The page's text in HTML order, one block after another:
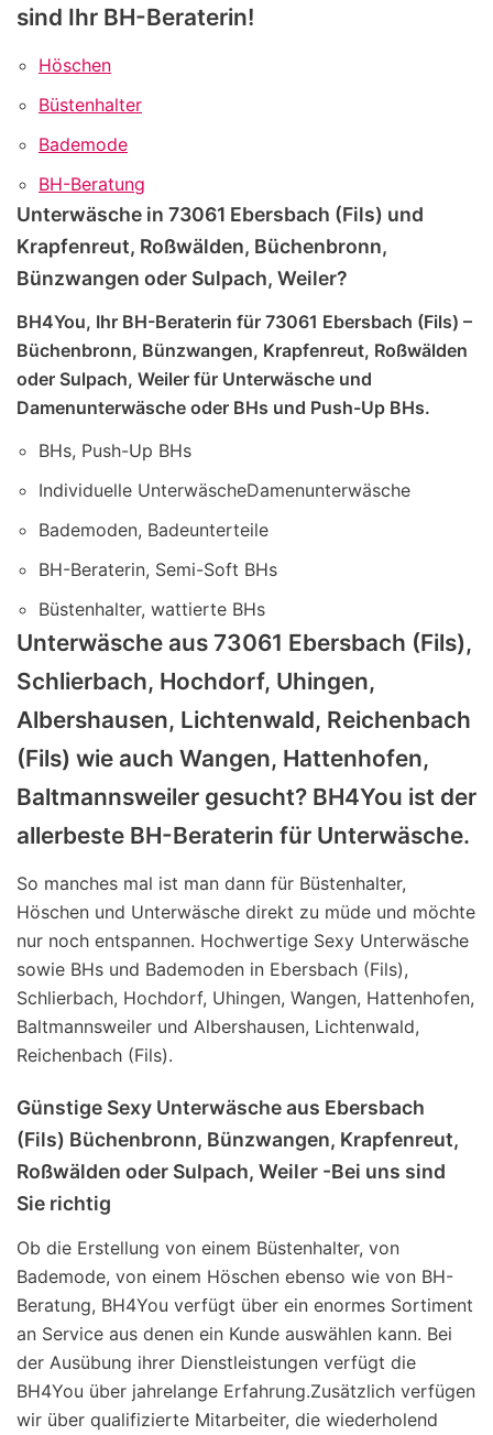
sind Ihr BH-Beraterin!
Höschen
Büstenhalter
Bademode
BH-Beratung
Unterwäsche in 73061 Ebersbach (Fils) und
Krapfenreut, Roßwälden, Büchenbronn,
Bünzwangen oder Sulpach, Weiler?
BH4You, Ihr BH-Beraterin für 73061 Ebersbach (Fils) –
Büchenbronn, Bünzwangen, Krapfenreut, Roßwälden
oder Sulpach, Weiler für Unterwäsche und
Damenunterwäsche oder BHs und Push-Up BHs.
BHs, Push-Up BHs
Individuelle UnterwäscheDamenunterwäsche
Bademoden, Badeunterteile
BH-Beraterin, Semi-Soft BHs
Büstenhalter, wattierte BHs
Unterwäsche aus 73061 Ebersbach (Fils),
Schlierbach, Hochdorf, Uhingen,
Albershausen, Lichtenwald, Reichenbach
(Fils) wie auch Wangen, Hattenhofen,
Baltmannsweiler gesucht? BH4You ist der
allerbeste BH-Beraterin für Unterwäsche.
So manches mal ist man dann für Büstenhalter,
Höschen und Unterwäsche direkt zu müde und möchte
nur noch entspannen. Hochwertige Sexy Unterwäsche
sowie BHs und Bademoden in Ebersbach (Fils),
Schlierbach, Hochdorf, Uhingen, Wangen, Hattenhofen,
Baltmannsweiler und Albershausen, Lichtenwald,
Reichenbach (Fils).
Günstige Sexy Unterwäsche aus Ebersbach
(Fils) Büchenbronn, Bünzwangen, Krapfenreut,
Roßwälden oder Sulpach, Weiler -Bei uns sind
Sie richtig
Ob die Erstellung von einem Büstenhalter, von
Bademode, von einem Höschen ebenso wie von BH-
Beratung, BH4You verfügt über ein enormes Sortiment
an Service aus denen ein Kunde auswählen kann. Bei
der Ausübung ihrer Dienstleistungen verfügt die
BH4You über jahrelange Erfahrung.Zusätzlich verfügen
wir über qualifizierte Mitarbeiter, die wiederholend